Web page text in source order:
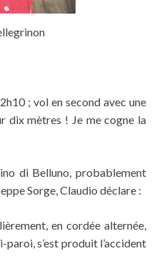
; vol en second avec une
dix mètres ! Je me cogne la
di Belluno, probablement
Sorge, Claudio déclare :
en cordée alternée,
s’est produit l’accident